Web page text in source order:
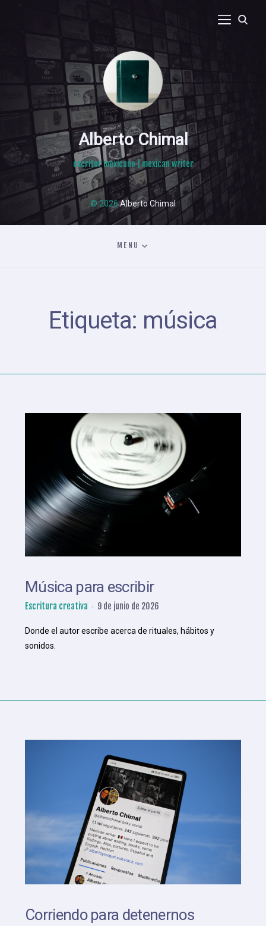
Alberto Chimal
escritor mexicano | mexican writer
© 2026Alberto Chimal
MENU
Etiqueta: música
Música para escribir
Escritura creativa 9 de junio de 2026
Donde el autor escribe acerca de rituales, hábitos y
sonidos.
Corriendo para detenernos